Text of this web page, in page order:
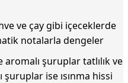
ve çay gibi içeceklerde
notalarla dengeler
aromalı şuruplar tatlılık ve
ise ısınma hissi